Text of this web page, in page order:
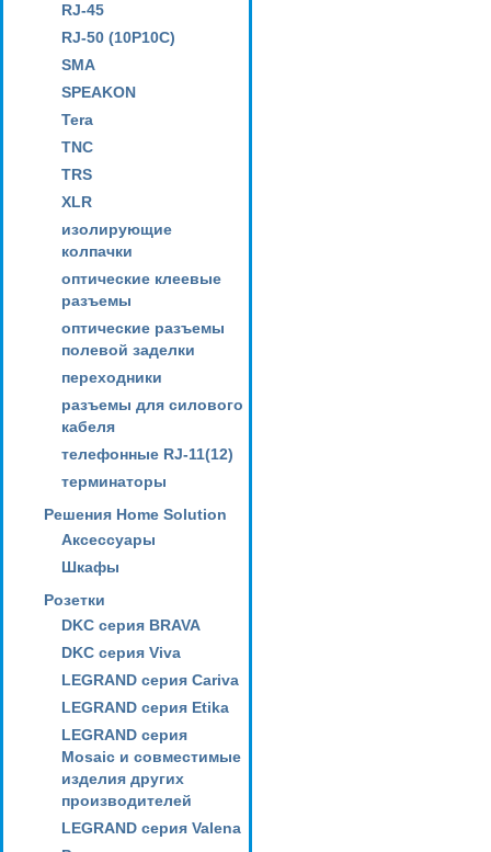
RJ-45
RJ-50 (10P10C)
SMA
SPEAKON
Tera
TNC
TRS
XLR
изолирующие
колпачки
оптические клеевые
разъемы
оптические разъемы
полевой заделки
переходники
разъемы для силового
кабеля
телефонные RJ-11(12)
терминаторы
Решения Home Solution
Аксессуары
Шкафы
Розетки
DKC серия BRAVA
DKC серия Viva
LEGRAND серия Cariva
LEGRAND серия Etika
LEGRAND серия
Mosaic и совместимые
изделия других
производителей
LEGRAND серия Valena